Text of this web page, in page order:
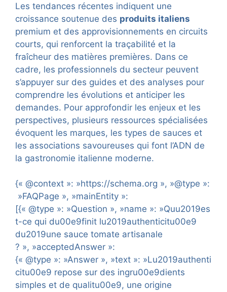
Les tendances récentes indiquent une
croissance soutenue des produits italiens
premium et des approvisionnements en circuits
courts, qui renforcent la traçabilité et la
fraîcheur des matières premières. Dans ce
cadre, les professionnels du secteur peuvent
s’appuyer sur des guides et des analyses pour
comprendre les évolutions et anticiper les
demandes. Pour approfondir les enjeux et les
perspectives, plusieurs ressources spécialisées
évoquent les marques, les types de sauces et
les associations savoureuses qui font l’ADN de
la gastronomie italienne moderne.
{« @context »: »https://schema.org », »@type »:
»FAQPage », »mainEntity »:
[{« @type »: »Question », »name »: »Quu2019es
t-ce qui du00e9finit lu2019authenticitu00e9
du2019une sauce tomate artisanale
? », »acceptedAnswer »:
{« @type »: »Answer », »text »: »Lu2019authenti
citu00e9 repose sur des ingru00e9dients
simples et de qualitu00e9, une origine